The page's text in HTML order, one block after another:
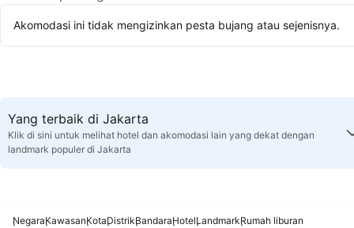
Akomodasi ini tidak mengizinkan pesta bujang atau sejenisnya.
Yang terbaik di Jakarta
Klik di sini untuk melihat hotel dan akomodasi lain yang dekat dengan
landmark populer di Jakarta
NegaraKawasanKotaDistrikBandaraHotelLandmarkRumah liburan